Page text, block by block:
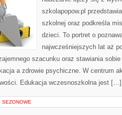
szkolapopow.pl
szkolnej oraz podkreśla
dzieci. To portret o
najwcześniejszych lat aż
szacunku oraz stawiania
a zdrowie psychiczne. W centrum
Edukacja wczesnoszkolna jest […]
SEZONOWE